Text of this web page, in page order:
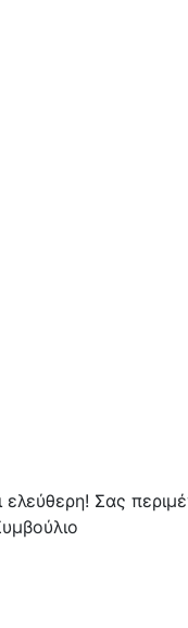
ελεύθερη! Σας